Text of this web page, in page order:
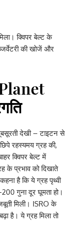
क्विपर बेल्ट के
की खोजें और
देखी – टाइटन से
रहस्यमय ग्रह की,
क्विपर बेल्ट में
के प्रभाव को दिखाते
है कि ये ग्रह पृथ्वी
गुना दूर घूमता हो।
मिली। ISRO के
है। ये ग्रह मिला तो